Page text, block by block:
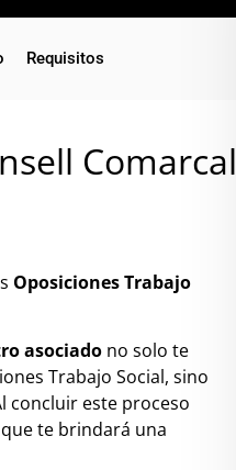
Requisitos
Comarcal
Oposiciones Trabajo
asociado no solo te
Trabajo Social, sino
concluir este proceso
te brindará una